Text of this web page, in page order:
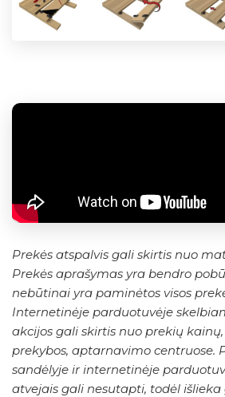
Prekės atspalvis gali skirtis nuo
Prekės aprašymas yra bendro
nebūtinai yra paminėtos visos
Internetinėje parduotuvėje
akcijos gali skirtis nuo prekių
prekybos, aptarnavimo centruose.
sandėlyje ir internetinėje
atvejais gali nesutapti, todėl